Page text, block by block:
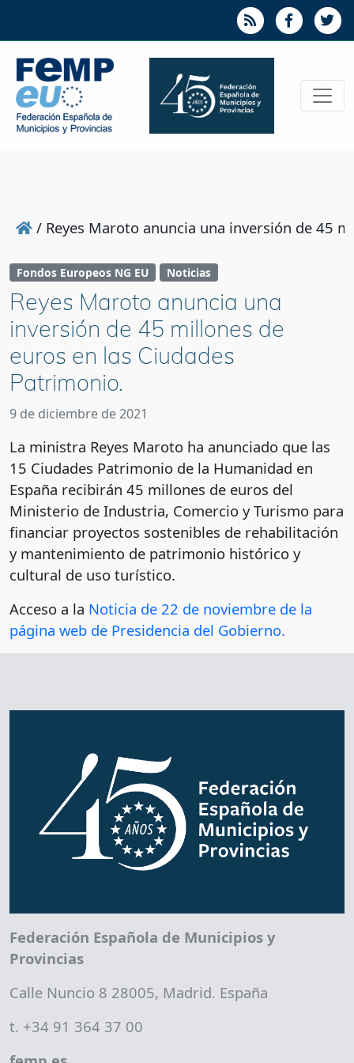
/ Reyes Maroto anuncia una inversión de 45
Fondos Europeos NG EU Noticias
Reyes Maroto anuncia una
inversión de 45 millones de
euros en las Ciudades
Patrimonio.
9 de diciembre de 2021
La ministra Reyes Maroto ha anunciado que las
15 Ciudades Patrimonio de la Humanidad en
España recibirán 45 millones de euros del
Ministerio de Industria, Comercio y Turismo para
financiar proyectos sostenibles de rehabilitación
y mantenimiento de patrimonio histórico y
cultural de uso turístico.
Acceso a la Noticia de 22 de noviembre de la
página web de Presidencia del Gobierno.
Federación Española de Municipios y
Provincias
Calle Nuncio 8 28005, Madrid. España
t. +34 91 364 37 00